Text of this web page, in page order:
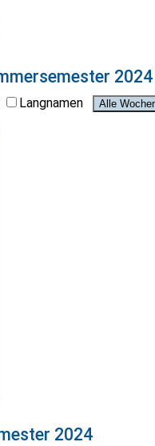
2024
Langnamen
2024